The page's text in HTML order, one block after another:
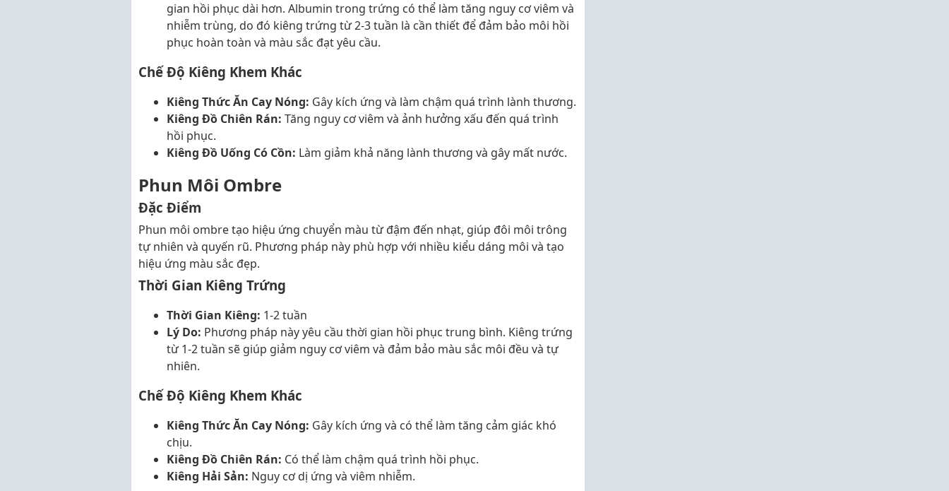
gian hồi phục dài hơn. Albumin trong trứng có thể làm tăng nguy cơ viêm và
nhiễm trùng, do đó kiêng trứng từ 2-3 tuần là cần thiết để đảm bảo môi hồi
phục hoàn toàn và màu sắc đạt yêu cầu.
Chế Độ Kiêng Khem Khác
Kiêng Thức Ăn Cay Nóng: Gây kích ứng và làm chậm quá trình lành thương.
Kiêng Đồ Chiên Rán: Tăng nguy cơ viêm và ảnh hưởng xấu đến quá trình
hồi phục.
Kiêng Đồ Uống Có Cồn: Làm giảm khả năng lành thương và gây mất nước.
Phun Môi Ombre
Đặc Điểm
Phun môi ombre tạo hiệu ứng chuyển màu từ đậm đến nhạt, giúp đôi môi trông
tự nhiên và quyến rũ. Phương pháp này phù hợp với nhiều kiểu dáng môi và tạo
hiệu ứng màu sắc đẹp.
Thời Gian Kiêng Trứng
Thời Gian Kiêng: 1-2 tuần
Lý Do: Phương pháp này yêu cầu thời gian hồi phục trung bình. Kiêng trứng
từ 1-2 tuần sẽ giúp giảm nguy cơ viêm và đảm bảo màu sắc môi đều và tự
nhiên.
Chế Độ Kiêng Khem Khác
Kiêng Thức Ăn Cay Nóng: Gây kích ứng và có thể làm tăng cảm giác khó
chịu.
Kiêng Đồ Chiên Rán: Có thể làm chậm quá trình hồi phục.
Kiêng Hải Sản: Nguy cơ dị ứng và viêm nhiễm.